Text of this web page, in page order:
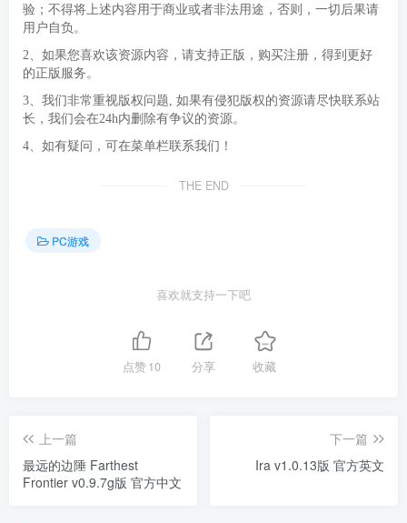
验；不得将上述内容用于商业或者非法用途，否则，一切后果请
用户自负。
2、如果您喜欢该资源内容，请支持正版，购买注册，得到更好
的正版服务。
3、我们非常重视版权问题, 如果有侵犯版权的资源请尽快联系站
长，我们会在24h内删除有争议的资源。
4、如有疑问，可在菜单栏联系我们！
THE END
PC游戏
喜欢就支持一下吧
点赞10 分享 收藏
上一篇
最远的边陲 Farthest
Frontier v0.9.7g版 官方中文
下一篇
Ira v1.0.13版 官方英文